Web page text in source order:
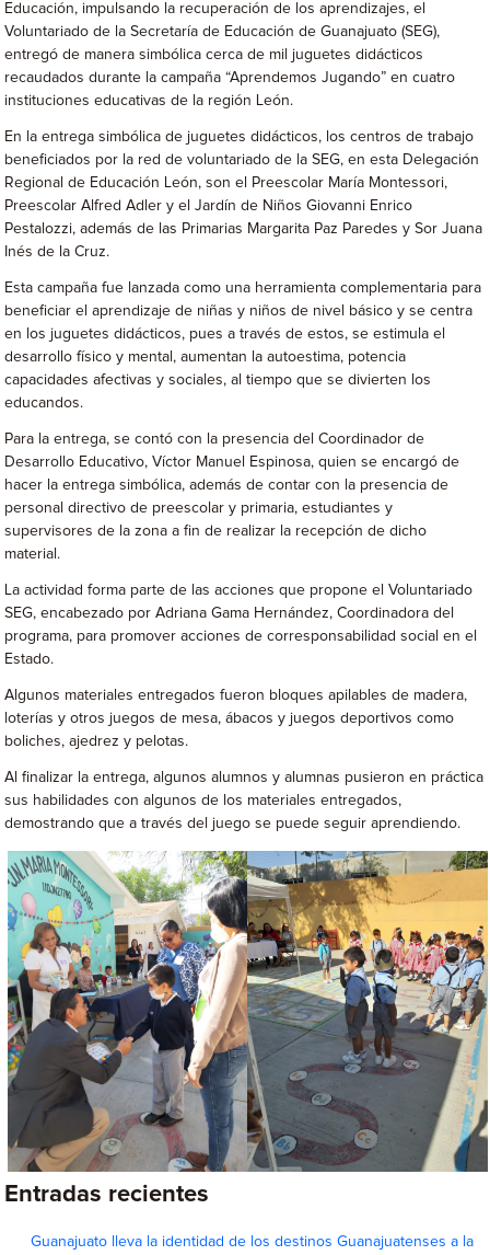
Educación, impulsando la recuperación de los aprendizajes, el
Voluntariado de la Secretaría de Educación de Guanajuato (SEG),
entregó de manera simbólica cerca de mil juguetes didácticos
recaudados durante la campaña “Aprendemos Jugando” en cuatro
instituciones educativas de la región León.
En la entrega simbólica de juguetes didácticos, los centros de trabajo
beneficiados por la red de voluntariado de la SEG, en esta Delegación
Regional de Educación León, son el Preescolar María Montessori,
Preescolar Alfred Adler y el Jardín de Niños Giovanni Enrico
Pestalozzi, además de las Primarias Margarita Paz Paredes y Sor Juana
Inés de la Cruz.
Esta campaña fue lanzada como una herramienta complementaria para
beneficiar el aprendizaje de niñas y niños de nivel básico y se centra
en los juguetes didácticos, pues a través de estos, se estimula el
desarrollo físico y mental, aumentan la autoestima, potencia
capacidades afectivas y sociales, al tiempo que se divierten los
educandos.
Para la entrega, se contó con la presencia del Coordinador de
Desarrollo Educativo, Víctor Manuel Espinosa, quien se encargó de
hacer la entrega simbólica, además de contar con la presencia de
personal directivo de preescolar y primaria, estudiantes y
supervisores de la zona a fin de realizar la recepción de dicho
material.
La actividad forma parte de las acciones que propone el Voluntariado
SEG, encabezado por Adriana Gama Hernández, Coordinadora del
programa, para promover acciones de corresponsabilidad social en el
Estado.
Algunos materiales entregados fueron bloques apilables de madera,
loterías y otros juegos de mesa, ábacos y juegos deportivos como
boliches, ajedrez y pelotas.
Al finalizar la entrega, algunos alumnos y alumnas pusieron en práctica
sus habilidades con algunos de los materiales entregados,
demostrando que a través del juego se puede seguir aprendiendo.
Entradas recientes
Guanajuato lleva la identidad de los destinos Guanajuatenses a la